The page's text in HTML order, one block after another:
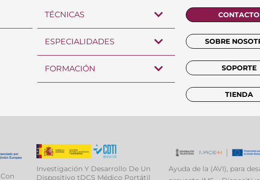
TÉCNICAS
ESPECIALIDADES
FORMACIÓN
CONTACTO
SOBRE
SOPORTE
TIENDA
Investigación Y Desarrollo De Un
Dispositivo tDCS Médico Portátil
Ayuda de la (AVI), para